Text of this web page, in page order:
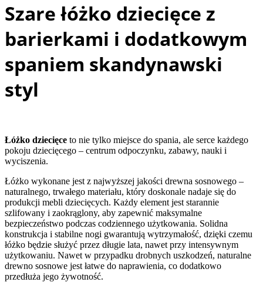
Szare łóżko dziecięce z
barierkami i dodatkowym
spaniem skandynawski
styl
Łóżko dziecięce to nie tylko miejsce do spania, ale serce każdego
pokoju dziecięcego – centrum odpoczynku, zabawy, nauki i
wyciszenia.
Łóżko wykonane jest z najwyższej jakości drewna sosnowego –
naturalnego, trwałego materiału, który doskonale nadaje się do
produkcji mebli dziecięcych. Każdy element jest starannie
szlifowany i zaokrąglony, aby zapewnić maksymalne
bezpieczeństwo podczas codziennego użytkowania. Solidna
konstrukcja i stabilne nogi gwarantują wytrzymałość, dzięki czemu
łóżko będzie służyć przez długie lata, nawet przy intensywnym
użytkowaniu. Nawet w przypadku drobnych uszkodzeń, naturalne
drewno sosnowe jest łatwe do naprawienia, co dodatkowo
przedłuża jego żywotność.